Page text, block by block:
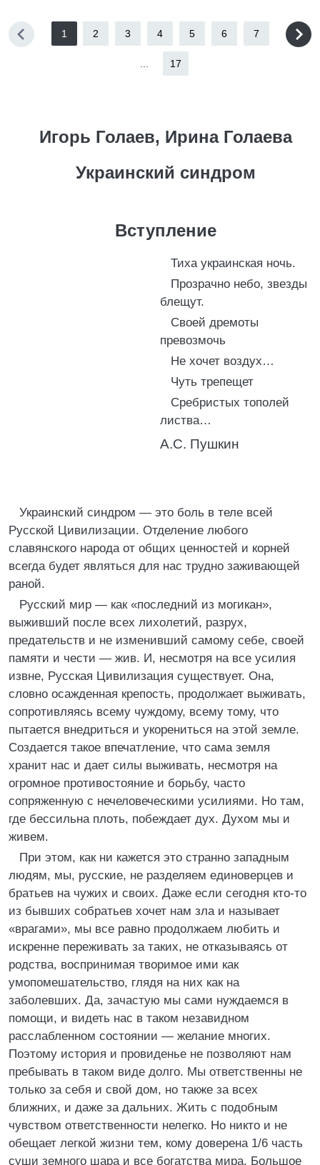
1 2 3 4 5 6 7
17
Игорь Голаев, Ирина Голаева
Украинский синдром
Вступление
Тиха украинская ночь.
Прозрачно небо, звезды
блещут.
Своей дремоты
превозмочь
Не хочет воздух…
Чуть трепещет
Сребристых тополей
листва…
А.С. Пушкин
Украинский синдром — это боль в теле всей
Русской Цивилизации. Отделение любого
славянского народа от общих ценностей и корней
всегда будет являться для нас трудно заживающей
раной.
Русский мир — как «последний из могикан»,
выживший после всех лихолетий, разрух,
предательств и не изменивший самому себе, своей
памяти и чести — жив. И, несмотря на все усилия
извне, Русская Цивилизация существует. Она,
словно осажденная крепость, продолжает выживать,
сопротивляясь всему чуждому, всему тому, что
пытается внедриться и укорениться на этой земле.
Создается такое впечатление, что сама земля
хранит нас и дает силы выживать, несмотря на
огромное противостояние и борьбу, часто
сопряженную с нечеловеческими усилиями. Но там,
где бессильна плоть, побеждает дух. Духом мы и
живем.
При этом, как ни кажется это странно западным
людям, мы, русские, не разделяем единоверцев и
братьев на чужих и своих. Даже если сегодня кто-то
из бывших собратьев хочет нам зла и называет
«врагами», мы все равно продолжаем любить и
искренне переживать за таких, не отказываясь от
родства, воспринимая творимое ими как
умопомешательство, глядя на них как на
заболевших. Да, зачастую мы сами нуждаемся в
помощи, и видеть нас в таком незавидном
расслабленном состоянии — желание многих.
Поэтому история и провиденье не позволяют нам
пребывать в таком виде долго. Мы ответственны не
только за себя и свой дом, но также за всех
ближних, и даже за дальних. Жить с подобным
чувством ответственности нелегко. Но никто и не
обещает легкой жизни тем, кому доверена 1/6 часть
суши земного шара и все богатства мира. Большое